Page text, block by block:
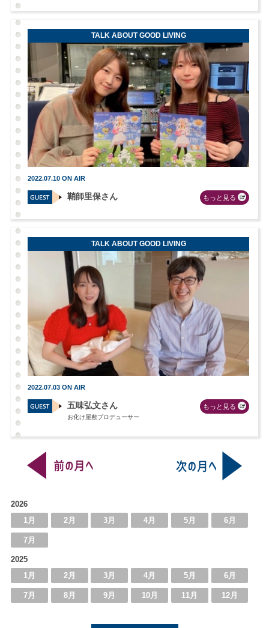
TALK ABOUT GOOD LIVING
2022.07.10 ON AIR
鞘師里保さん もっと見る
TALK ABOUT GOOD LIVING
2022.07.03 ON AIR
五味弘文さん
お化け屋敷プロデューサー
もっと見る
2026
1月
2月 3月 4月 5月 6月
7月
2025
1月
2月 3月 4月 5月 6月
7月 8月 9月 10月 11月 12月